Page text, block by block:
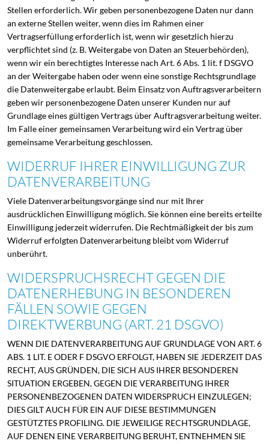
Stellen erforderlich. Wir geben personenbezogene Daten nur dann
an externe Stellen weiter, wenn dies im Rahmen einer
Vertragserfüllung erforderlich ist, wenn wir gesetzlich hierzu
verpflichtet sind (z. B. Weitergabe von Daten an Steuerbehörden),
wenn wir ein berechtigtes Interesse nach Art. 6 Abs. 1 lit. f DSGVO
an der Weitergabe haben oder wenn eine sonstige Rechtsgrundlage
die Datenweitergabe erlaubt. Beim Einsatz von Auftragsverarbeitern
geben wir personenbezogene Daten unserer Kunden nur auf
Grundlage eines gültigen Vertrags über Auftragsverarbeitung weiter.
Im Falle einer gemeinsamen Verarbeitung wird ein Vertrag über
gemeinsame Verarbeitung geschlossen.
WIDERRUF IHRER EINWILLIGUNG ZUR
DATENVERARBEITUNG
Viele Datenverarbeitungsvorgänge sind nur mit Ihrer
ausdrücklichen Einwilligung möglich. Sie können eine bereits erteilte
Einwilligung jederzeit widerrufen. Die Rechtmäßigkeit der bis zum
Widerruf erfolgten Datenverarbeitung bleibt vom Widerruf
unberührt.
WIDERSPRUCHSRECHT GEGEN DIE
DATENERHEBUNG IN BESONDEREN
FÄLLEN SOWIE GEGEN
DIREKTWERBUNG (ART. 21 DSGVO)
WENN DIE DATENVERARBEITUNG AUF GRUNDLAGE VON ART. 6
ABS. 1 LIT. E ODER F DSGVO ERFOLGT, HABEN SIE JEDERZEIT DAS
RECHT, AUS GRÜNDEN, DIE SICH AUS IHRER BESONDEREN
SITUATION ERGEBEN, GEGEN DIE VERARBEITUNG IHRER
PERSONENBEZOGENEN DATEN WIDERSPRUCH EINZULEGEN;
DIES GILT AUCH FÜR EIN AUF DIESE BESTIMMUNGEN
GESTÜTZTES PROFILING. DIE JEWEILIGE RECHTSGRUNDLAGE,
AUF DENEN EINE VERARBEITUNG BERUHT, ENTNEHMEN SIE